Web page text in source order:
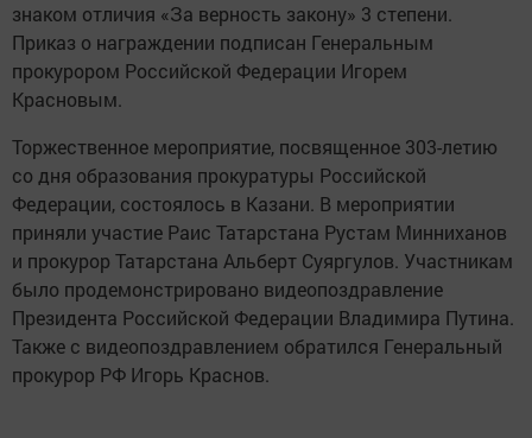
знаком отличия «За верность закону» 3 степени.
Приказ о награждении подписан Генеральным
прокурором Российской Федерации Игорем
Красновым.
Торжественное мероприятие, посвященное 303-летию
со дня образования прокуратуры Российской
Федерации, состоялось в Казани. В мероприятии
приняли участие Раис Татарстана Рустам Минниханов
и прокурор Татарстана Альберт Суяргулов. Участникам
было продемонстрировано видеопоздравление
Президента Российской Федерации Владимира Путина.
Также с видеопоздравлением обратился Генеральный
прокурор РФ Игорь Краснов.